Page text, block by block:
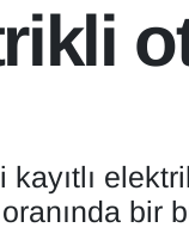
bir
Fikstür